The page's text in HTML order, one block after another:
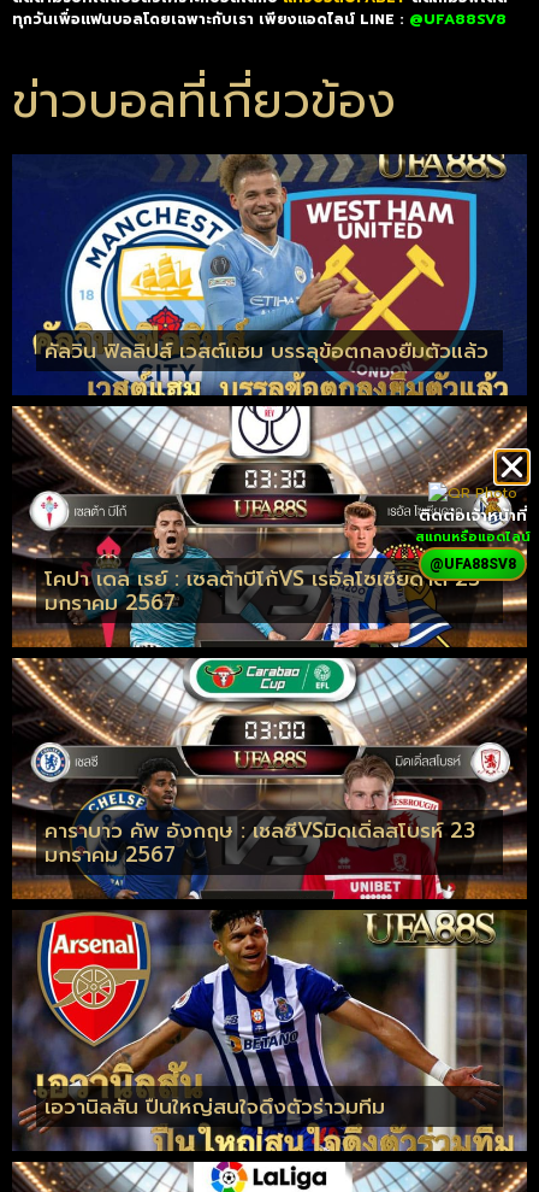
ทุกวันเพื่อแฟนบอลโดยเฉพาะกับเรา เพียงแอดไลน์ LINE : @UFA88SV8
ข่าวบอลที่เกี่ยวข้อง
คัลวิน ฟิลลิปส์ เวสต์แฮม บรรลุข้อตกลงยืมตัวแล้ว
โคปา เดล เรย์ : เซลต้าบีโก้VS เรอัลโซเซียดาด 23
มกราคม 2567
คาราบาว คัพ อังกฤษ : เชลซีVSมิดเดิ่ลสโบรห์ 23
มกราคม 2567
เอวานิลสัน ปืนใหญ่สนใจดึงตัวร่าวมทีม
ติดต่อเจ้าหน้าที่
สแกนหรือแอดไลน์
@UFA88SV8